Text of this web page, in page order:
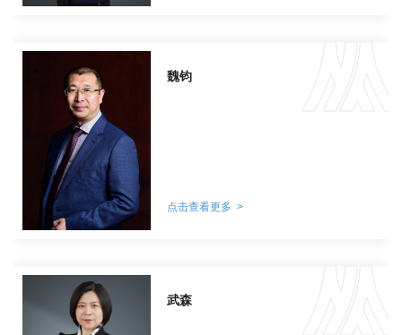
魏钧
点击查看更多 >
武森